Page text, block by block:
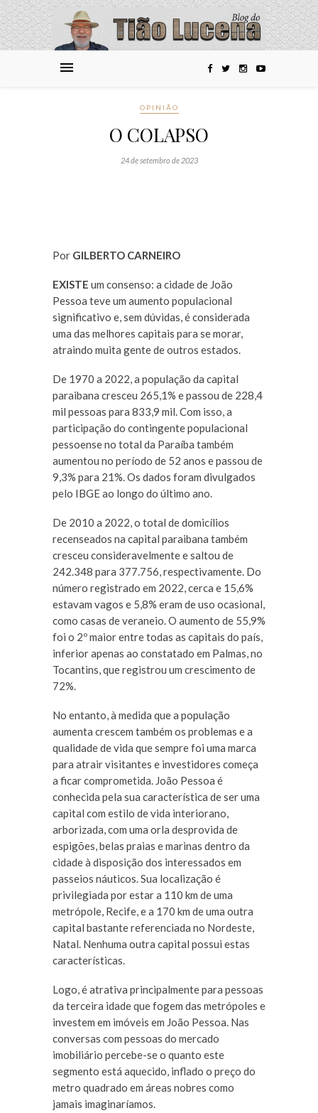
OPINIÃO
O COLAPSO
24 de setembro de 2023
Por GILBERTO CARNEIRO
EXISTE um consenso: a cidade de João
Pessoa teve um aumento populacional
significativo e, sem dúvidas, é considerada
uma das melhores capitais para se morar,
atraindo muita gente de outros estados.
De 1970 a 2022, a população da capital
paraibana cresceu 265,1% e passou de 228,4
mil pessoas para 833,9 mil. Com isso, a
participação do contingente populacional
pessoense no total da Paraíba também
aumentou no período de 52 anos e passou de
9,3% para 21%. Os dados foram divulgados
pelo IBGE ao longo do último ano.
De 2010 a 2022, o total de domicílios
recenseados na capital paraibana também
cresceu consideravelmente e saltou de
242.348 para 377.756, respectivamente. Do
número registrado em 2022, cerca e 15,6%
estavam vagos e 5,8% eram de uso ocasional,
como casas de veraneio. O aumento de 55,9%
foi o 2º maior entre todas as capitais do país,
inferior apenas ao constatado em Palmas, no
Tocantins, que registrou um crescimento de
72%.
No entanto, à medida que a população
aumenta crescem também os problemas e a
qualidade de vida que sempre foi uma marca
para atrair visitantes e investidores começa
a ficar comprometida. João Pessoa é
conhecida pela sua característica de ser uma
capital com estilo de vida interiorano,
arborizada, com uma orla desprovida de
espigões, belas praias e marinas dentro da
cidade à disposição dos interessados em
passeios náuticos. Sua localização é
privilegiada por estar a 110 km de uma
metrópole, Recife, e a 170 km de uma outra
capital bastante referenciada no Nordeste,
Natal. Nenhuma outra capital possui estas
características.
Logo, é atrativa principalmente para pessoas
da terceira idade que fogem das metrópoles e
investem em imóveis em João Pessoa. Nas
conversas com pessoas do mercado
imobiliário percebe-se o quanto este
segmento está aquecido, inflado o preço do
metro quadrado em áreas nobres como
jamais imaginaríamos.